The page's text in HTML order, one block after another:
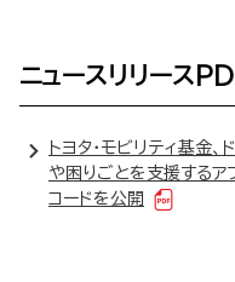
ニュースリリース
トヨタ・モビリティ基金
や困りごとを支援するア
コードを公開